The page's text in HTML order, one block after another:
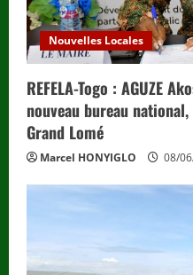
Nouvelles Locales
REFELA-Togo : AGUZE
nouveau bureau
Grand Lomé
Marcel HONYIGLO 08/